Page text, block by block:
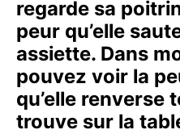
regarde sa
peur qu’elle
assiette. Dans
pouvez voir la
qu’elle renverse
trouve sur la